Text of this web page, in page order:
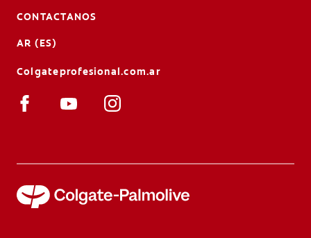
CONTACTANOS
AR (ES)
Colgateprofesional.com.ar